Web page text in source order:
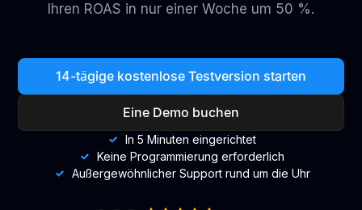
Ihren ROAS in nur einer Woche um 50 %.
14-tägige kostenlose Testversion starten
Eine Demo buchen
In 5 Minuten eingerichtet
Keine Programmierung erforderlich
Außergewöhnlicher Support rund um die Uhr